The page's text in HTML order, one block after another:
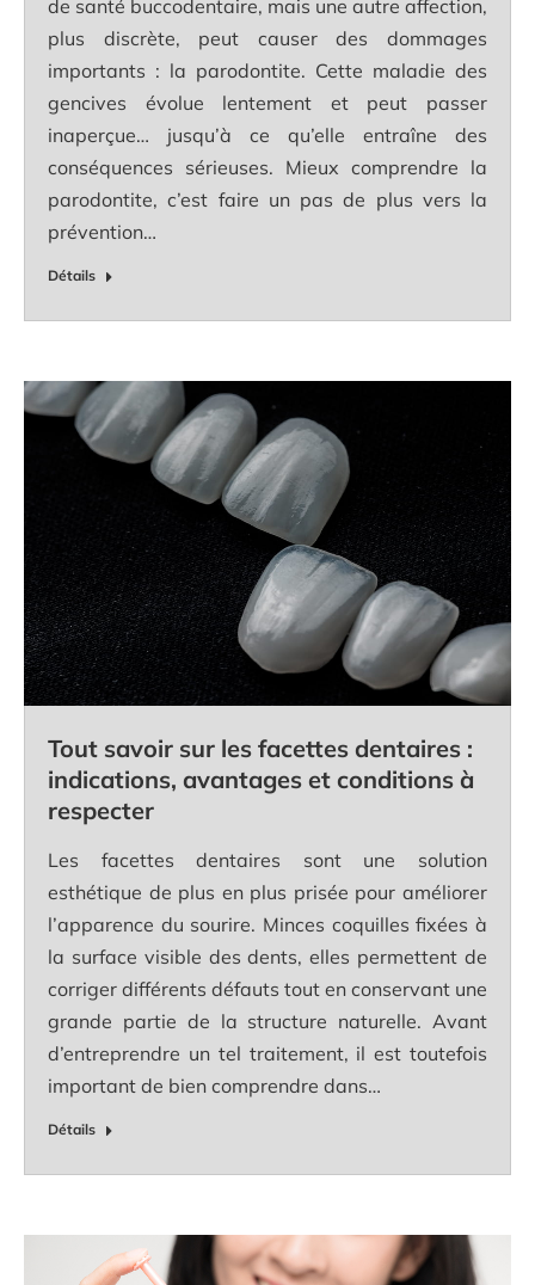
de santé buccodentaire, mais une autre affection,
plus discrète, peut causer des dommages
importants : la parodontite. Cette maladie des
gencives évolue lentement et peut passer
inaperçue… jusqu’à ce qu’elle entraîne des
conséquences sérieuses. Mieux comprendre la
parodontite, c’est faire un pas de plus vers la
prévention…
Détails
Tout savoir sur les facettes dentaires :
indications, avantages et conditions à
respecter
Les facettes dentaires sont une solution
esthétique de plus en plus prisée pour améliorer
l’apparence du sourire. Minces coquilles fixées à
la surface visible des dents, elles permettent de
corriger différents défauts tout en conservant une
grande partie de la structure naturelle. Avant
d’entreprendre un tel traitement, il est toutefois
important de bien comprendre dans…
Détails